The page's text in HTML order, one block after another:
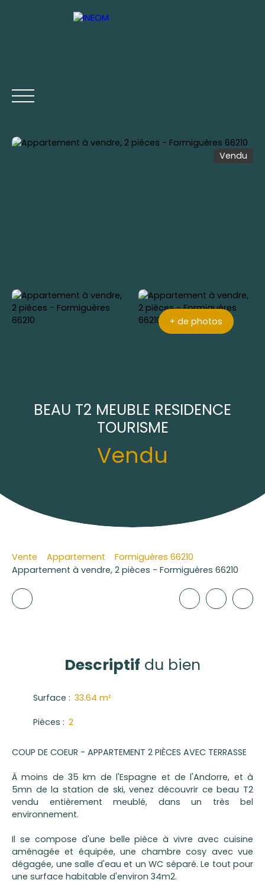
Vendu
+ de photos
BEAU T2 MEUBLE RESIDENCE
TOURISME
Vendu
Vente Appartement
Formiguères 66210
Appartement à vendre, 2 pièces - Formiguères 66210
Descriptif du bien
Surface : 33.64 m²
Pièces : 2
COUP DE COEUR - APPARTEMENT 2 PIÈCES AVEC TERRASSE
À moins de 35 km de l'Espagne et de l'Andorre, et à
5mn de la station de ski, venez découvrir ce beau T2
vendu entièrement meublé, dans un très bel
environnement.
Il se compose d'une belle pièce à vivre avec cuisine
aménagée et équipée, une chambre cosy avec vue
dégagée, une salle d'eau et un WC séparé. Le tout pour
une surface habitable d'environ 34m2.